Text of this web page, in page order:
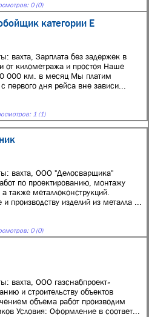
0 (0)
категории Е
вахта, Зарплата без задержек в
от километража и простоя Наше
000 км. в месяц Мы платим
первого дня рейса вне зависи...
1 (1)
вахта, ООО "Делосварщика"
по проектированию, монтажу
также металлоконструкций.
производству изделий из металла ...
0 (0)
вахта, ООО газснабпроект»
и строительству объектов
объема работ производим
Условия: Оформление в соответ...